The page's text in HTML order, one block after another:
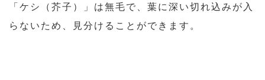
「ケシ（芥子）」は無毛で、葉に深い切れ込みが入
らないため、見分けることができます。